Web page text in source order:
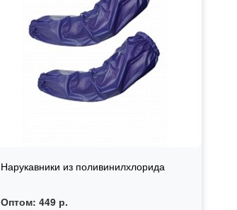
Нарукавники из поливинилхлорида
Оптом:449 р.